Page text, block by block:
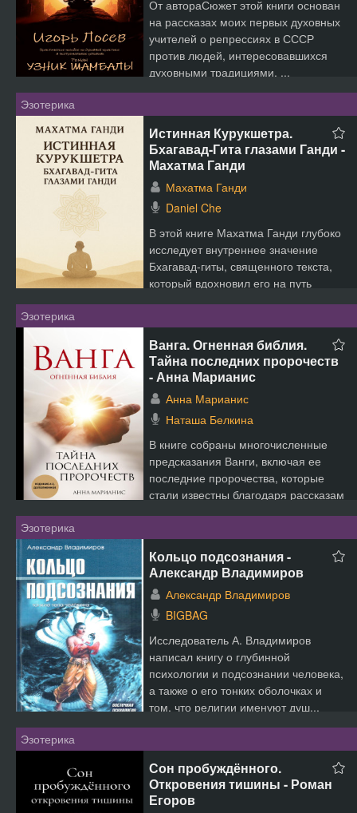
От автораСюжет этой книги основан
на рассказах моих первых духовных
учителей о репрессиях в СССР
против людей, интересовавшихся
духовными традициями. ...
Эзотерика
Истинная Курукшетра.
Бхагавад-Гита глазами Ганди -
Махатма Ганди
Махатма Ганди
Daniel Che
В этой книге Махатма Ганди глубоко
исследует внутреннее значение
Бхагавад-гиты, священного текста,
который вдохновил его на путь
Эзотерика
Ванга. Огненная библия.
Тайна последних пророчеств
- Анна Марианис
Анна Марианис
Наташа Белкина
В книге собраны многочисленные
предсказания Ванги, включая ее
последние пророчества, которые
стали известны благодаря рассказам
Эзотерика
Кольцо подсознания -
Александр Владимиров
Александр Владимиров
BIGBAG
Исследователь А. Владимиров
написал книгу о глубинной
психологии и подсознании человека,
а также о его тонких оболочках и
том, что религии именуют душ...
Эзотерика
Сон пробуждённого.
Откровения тишины - Роман
Егоров